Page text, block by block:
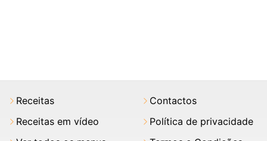
Receitas
Receitas em vídeo
Contactos
Política de privacidade